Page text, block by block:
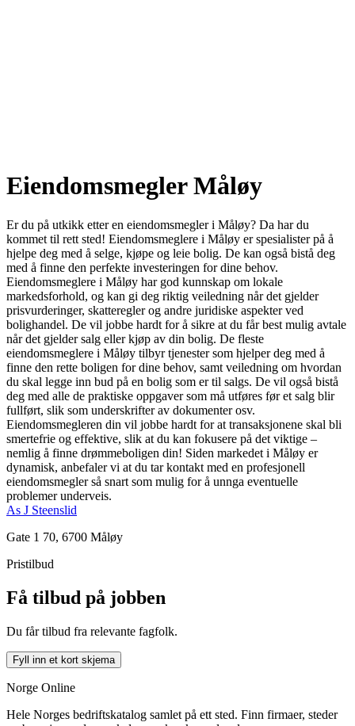
Eiendomsmegler Måløy
Er du på utkikk etter en eiendomsmegler i Måløy? Da har du
kommet til rett sted! Eiendomsmeglere i Måløy er spesialister på å
hjelpe deg med å selge, kjøpe og leie bolig. De kan også bistå deg
med å finne den perfekte investeringen for dine behov.
Eiendomsmeglere i Måløy har god kunnskap om lokale
markedsforhold, og kan gi deg riktig veiledning når det gjelder
prisvurderinger, skatteregler og andre juridiske aspekter ved
bolighandel. De vil jobbe hardt for å sikre at du får best mulig avtale
når det gjelder salg eller kjøp av din bolig. De fleste
eiendomsmeglere i Måløy tilbyr tjenester som hjelper deg med å
finne den rette boligen for dine behov, samt veiledning om hvordan
du skal legge inn bud på en bolig som er til salgs. De vil også bistå
deg med alle de praktiske oppgaver som må utføres før et salg blir
fullført, slik som underskrifter av dokumenter osv.
Eiendomsmegleren din vil jobbe hardt for at transaksjonene skal bli
smertefrie og effektive, slik at du kan fokusere på det viktige –
nemlig å finne drømmeboligen din! Siden markedet i Måløy er
dynamisk, anbefaler vi at du tar kontakt med en profesjonell
eiendomsmegler så snart som mulig for å unnga eventuelle
problemer underveis.
As J Steenslid
Gate 1 70, 6700 Måløy
Pristilbud
Få tilbud på jobben
Du får tilbud fra relevante fagfolk.
Fyll inn et kort skjema
Norge Online
Hele Norges bedriftskatalog samlet på ett sted. Finn firmaer, steder